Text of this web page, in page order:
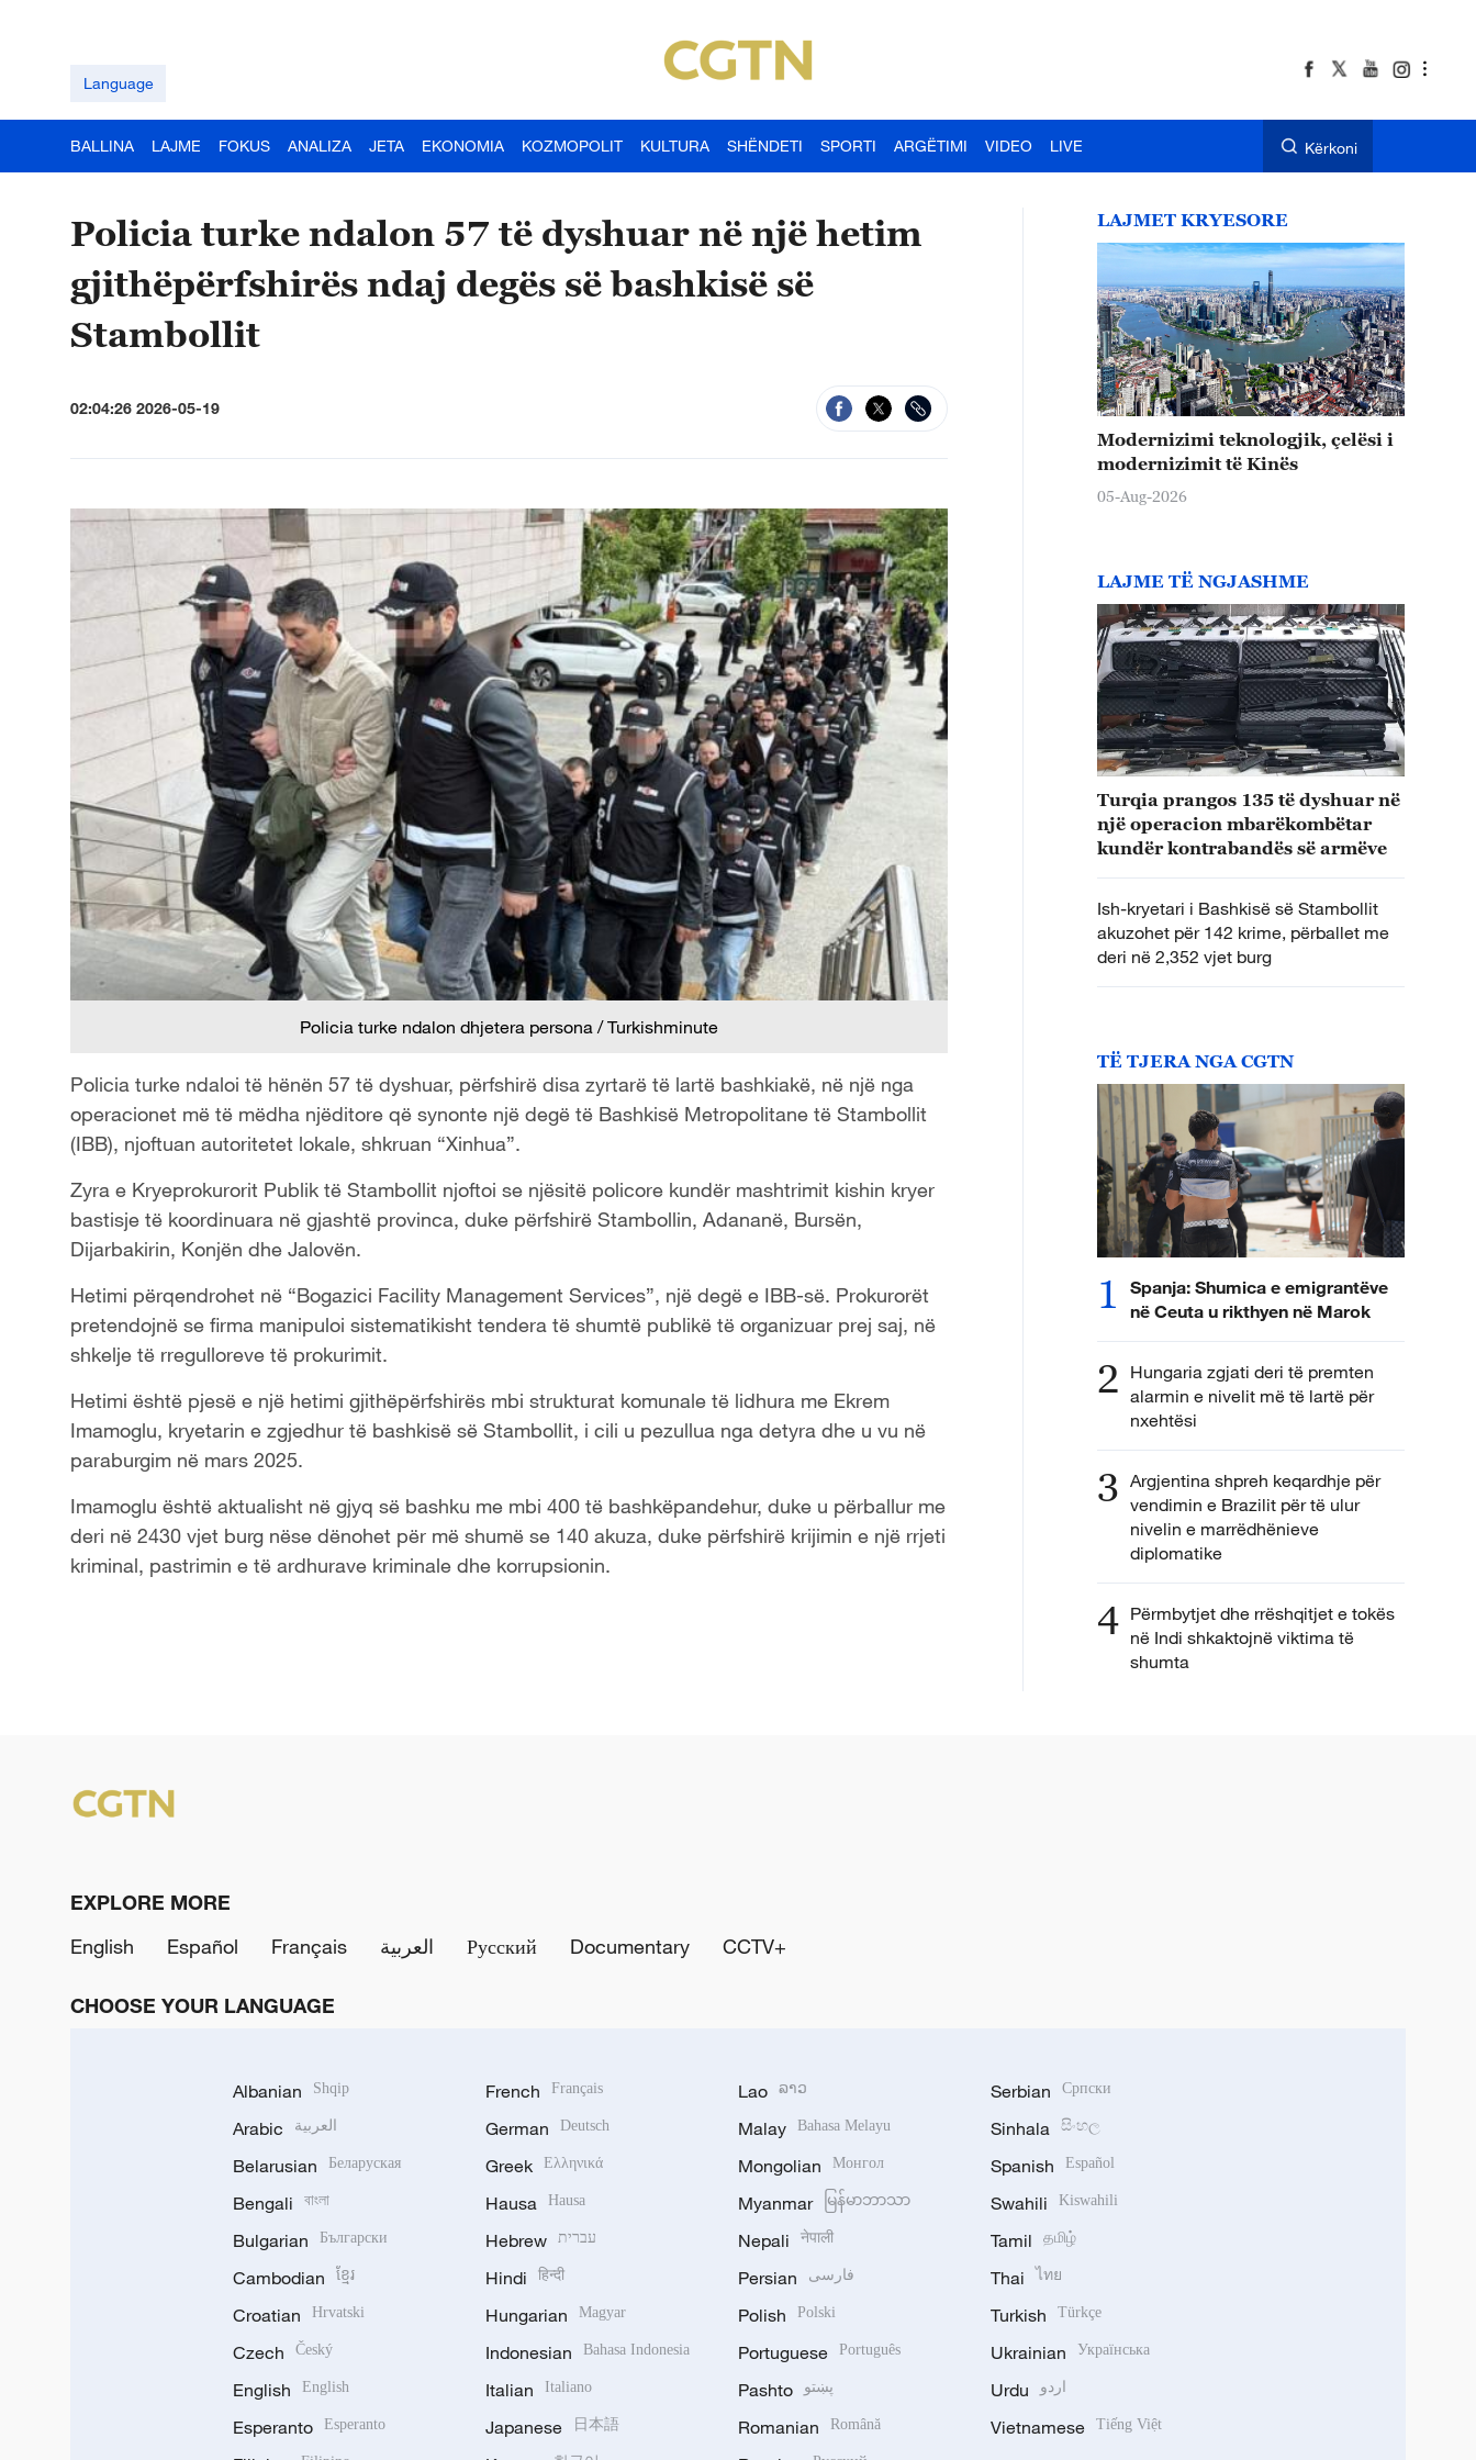
Language
BALLINA LAJME FOKUS ANALIZA JETA EKONOMIA KOZMOPOLIT KULTURA SHËNDETI SPORTI ARGËTIMI VIDEO LIVE Kërkoni
Policia turke ndalon 57 të dyshuar në një hetim
gjithëpërfshirës ndaj degës së bashkisë së
Stambollit
02:04:26 2026-05-19
Policia turke ndalon dhjetera persona / Turkishminute
Policia turke ndaloi të hënën 57 të dyshuar, përfshirë disa zyrtarë të lartë bashkiakë, në një nga
operacionet më të mëdha njëditore që synonte një degë të Bashkisë Metropolitane të Stambollit
(IBB), njoftuan autoritetet lokale, shkruan “Xinhua”.
Zyra e Kryeprokurorit Publik të Stambollit njoftoi se njësitë policore kundër mashtrimit kishin kryer
bastisje të koordinuara në gjashtë provinca, duke përfshirë Stambollin, Adananë, Bursën,
Dijarbakirin, Konjën dhe Jalovën.
Hetimi përqendrohet në “Bogazici Facility Management Services”, një degë e IBB-së. Prokurorët
pretendojnë se firma manipuloi sistematikisht tendera të shumtë publikë të organizuar prej saj, në
shkelje të rregulloreve të prokurimit.
Hetimi është pjesë e një hetimi gjithëpërfshirës mbi strukturat komunale të lidhura me Ekrem
Imamoglu, kryetarin e zgjedhur të bashkisë së Stambollit, i cili u pezullua nga detyra dhe u vu në
paraburgim në mars 2025.
Imamoglu është aktualisht në gjyq së bashku me mbi 400 të bashkëpandehur, duke u përballur me
deri në 2430 vjet burg nëse dënohet për më shumë se 140 akuza, duke përfshirë krijimin e një rrjeti
kriminal, pastrimin e të ardhurave kriminale dhe korrupsionin.
LAJMET KRYESORE
Modernizimi teknologjik, çelësi i
modernizimit të Kinës
05-Aug-2026
LAJME TË NGJASHME
Turqia prangos 135 të dyshuar në
një operacion mbarëkombëtar
kundër kontrabandës së armëve
Ish-kryetari i Bashkisë së Stambollit
akuzohet për 142 krime, përballet me
deri në 2,352 vjet burg
TË TJERA NGA CGTN
1
Spanja: Shumica e emigrantëve
në Ceuta u rikthyen në Marok
2 Hungaria zgjati deri të premten
alarmin e nivelit më të lartë për
nxehtësi
3 Argjentina shpreh keqardhje për
vendimin e Brazilit për të ulur
nivelin e marrëdhënieve
diplomatike
4 Përmbytjet dhe rrëshqitjet e tokës
në Indi shkaktojnë viktima të
shumta
EXPLORE MORE
English
Español Français العربية Русский Documentary CCTV+
CHOOSE YOUR LANGUAGE
Albanian Shqip
Arabic العربية
Belarusian Беларуская
Bengali বাংলা
Bulgarian Български
Cambodian ខ្មែរ
Croatian Hrvatski
Czech Český
English English
Esperanto Esperanto
French Français
German Deutsch
Greek Ελληνικά
Hausa Hausa
Hebrew עברית
Hindi हिन्दी
Hungarian Magyar
Indonesian Bahasa Indonesia
Italian Italiano
Japanese 日本語
Lao ລາວ
Malay Bahasa Melayu
Mongolian Монгол
Myanmar မြန်မာဘာသာ
Nepali नेपाली
Persian فارسی
Polish Polski
Portuguese Português
Pashto پښتو
Romanian Română
Serbian Српски
Sinhala සිංහල
Spanish Español
Swahili Kiswahili
Tamil தமிழ்
Thai ไทย
Turkish Türkçe
Ukrainian Українська
Urdu اردو
Vietnamese Tiếng Việt